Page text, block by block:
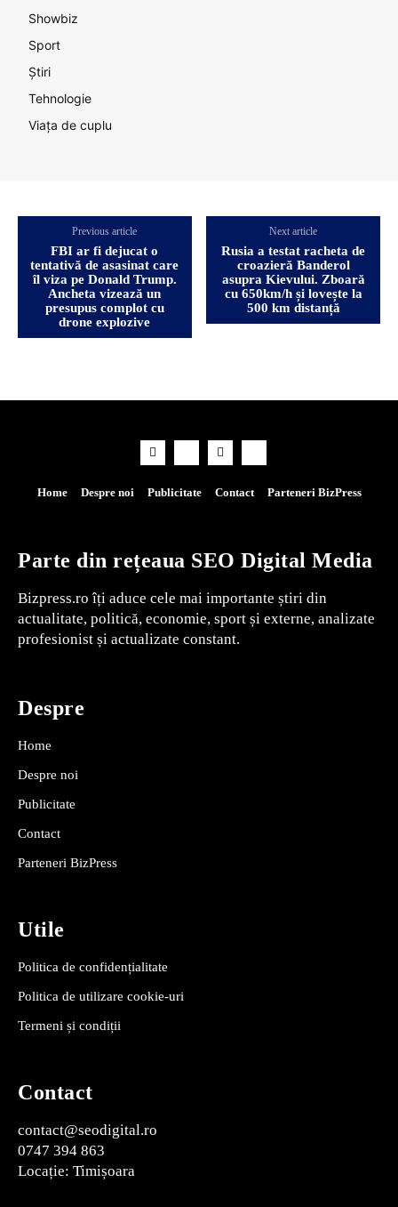
Showbiz
Sport
Știri
Tehnologie
Viața de cuplu
Previous article
FBI ar fi dejucat o
tentativă de asasinat care
îl viza pe Donald Trump.
Ancheta vizează un
presupus complot cu
drone explozive
Next article
Rusia a testat racheta de
croazieră Banderol
asupra Kievului. Zboară
cu 650km/h și lovește la
500 km distanță
Home Despre noi Publicitate Contact Parteneri BizPress
Parte din rețeaua SEO Digital Media
Bizpress.ro îți aduce cele mai importante știri din
actualitate, politică, economie, sport și externe, analizate
profesionist și actualizate constant.
Despre
Home
Despre noi
Publicitate
Contact
Parteneri BizPress
Utile
Politica de confidențialitate
Politica de utilizare cookie-uri
Termeni și condiții
Contact
contact@seodigital.ro
0747 394 863
Locație: Timișoara